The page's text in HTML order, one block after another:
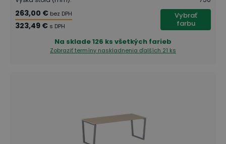
263,00 € bez DPH
323,49 € s DPH
Vybrať
farbu
Na sklade126 ks všetkých farieb
Zobraziť termíny naskladnenia ďalších 21 ks